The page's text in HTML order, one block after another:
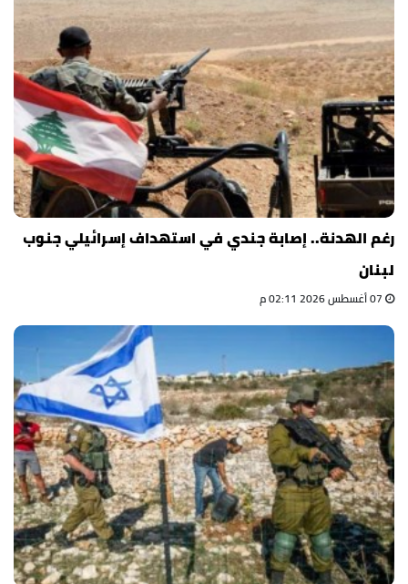
رغم الهدنة.. إصابة جندي في استهداف إسرائيلي جنوب
لبنان